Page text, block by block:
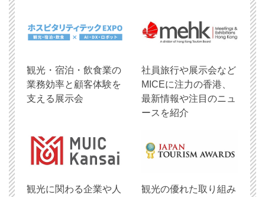
観光・宿泊・飲食業の
業務効率と顧客体験を
支える展示会
社員旅行や展示会など
MICEに注力の香港、
最新情報や注目のニュ
ースを紹介
観光に関わる企業や人
観光の優れた取り組み